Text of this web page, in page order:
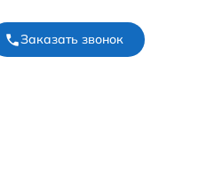
Заказать звонок